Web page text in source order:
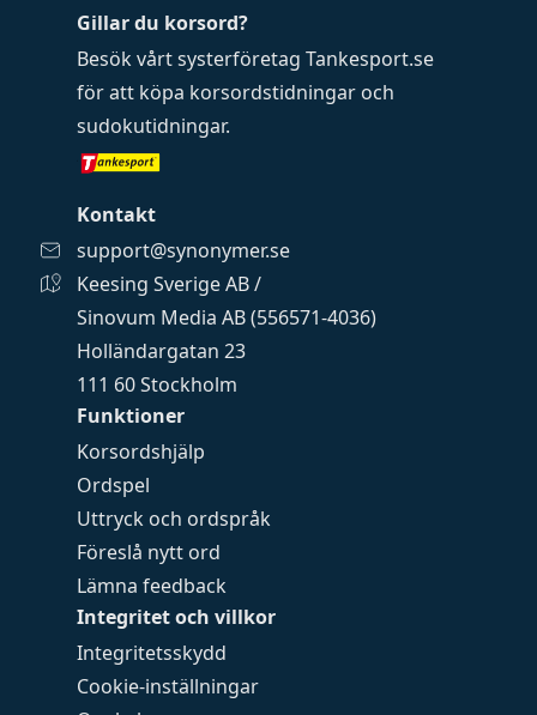
Funktioner
Korsordshjälp
Ordspel
Uttryck och ordspråk
Föreslå nytt ord
Lämna feedback
Integritet och villkor
Integritetsskydd
Cookie-inställningar
Gillar du korsord?
Besök vårt systerföretag Tankesport.se
för att köpa korsordstidningar och
sudokutidningar.
Kontakt
support@synonymer.se
Keesing Sverige AB /
Sinovum Media AB (556571-4036)
Holländargatan 23
111 60 Stockholm